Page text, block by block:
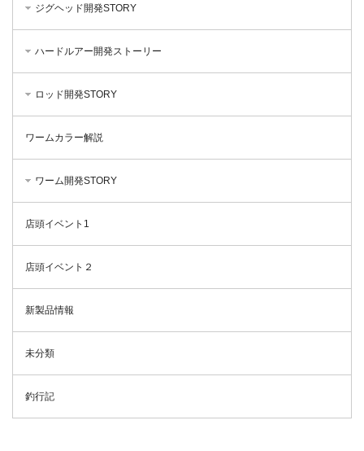
ジグヘッド開発STORY
ハードルアー開発ストーリー
ロッド開発STORY
ワームカラー解説
ワーム開発STORY
店頭イベント1
店頭イベント２
新製品情報
未分類
釣行記